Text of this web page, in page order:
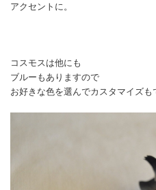
アクセントに。
コスモスは他にも
ブルーもありますので
お好きな色を選んでカスタマイズも